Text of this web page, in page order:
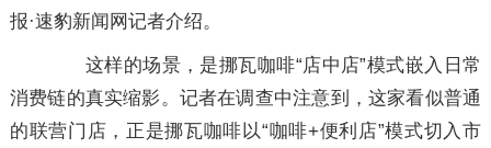
报·速豹新闻网记者介绍。
这样的场景，是挪瓦咖啡“店中店”模式嵌入日常
消费链的真实缩影。记者在调查中注意到，这家看似普通
的联营门店，正是挪瓦咖啡以“咖啡+便利店”模式切入市